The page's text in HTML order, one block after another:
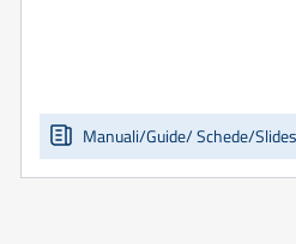
Manuali/Guide/ Schede/